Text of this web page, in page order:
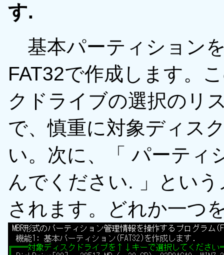
す.
基本パーティション
FAT32で作成します。
クドライブの選択のリ
で、慎重に対象ディス
い。次に、「 パーティ
んでください. 」とい
されます。どれか一つ